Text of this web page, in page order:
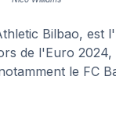
Bilbao, est
de l'Euro 2024,
le FC